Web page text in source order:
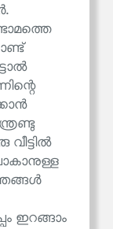
ഞങ്ങൾ
ഇറങ്ങാം